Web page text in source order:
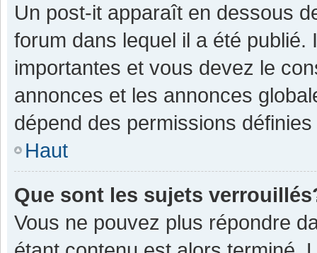
Un post-it apparaît en dessous
forum dans lequel il a été
importantes et vous devez le
annonces et les annonces
dépend des permissions définies
Haut
Que sont les sujets
Vous ne pouvez plus répondre